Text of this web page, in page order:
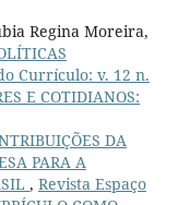
Regina Moreira,
Currículo: v. 12 n.
E COTIDIANOS:
DA
PARA A
, Revista Espaço